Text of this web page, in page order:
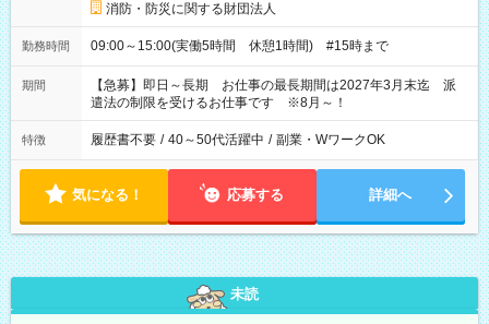
消防・防災に関する財団法人
勤務時間 09:00～15:00(実働5時間 休憩1時間) #15時まで
期間
【急募】即日～長期 お仕事の最長期間は2027年3月末迄 派
遣法の制限を受けるお仕事です ※8月～！
特徴 履歴書不要 / 40～50代活躍中 / 副業・WワークOK
気になる！ 応募する 詳細へ
未読